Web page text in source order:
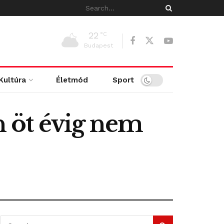
22 °C
Budapest
Életmód Sport
öt évig nem